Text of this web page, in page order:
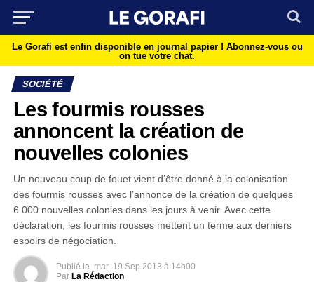
Le Gorafi est enfin disponible en journal papier ! Abonnez-vous ou
on tue votre chat.
SOCIÉTÉ
Les fourmis rousses
annoncent la création de
nouvelles colonies
Un nouveau coup de fouet vient d’être donné à la colonisation
des fourmis rousses avec l’annonce de la création de quelques
6 000 nouvelles colonies dans les jours à venir. Avec cette
déclaration, les fourmis rousses mettent un terme aux derniers
espoirs de négociation.
Publié le mar 19 Sep 2013 à 14h00
Par La Rédaction